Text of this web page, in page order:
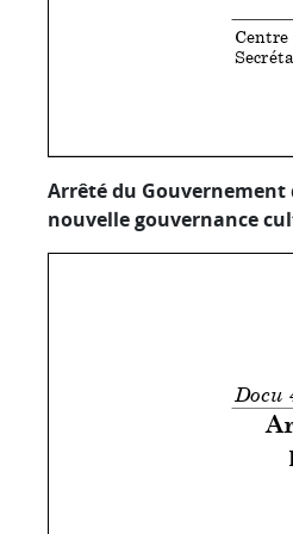
60, §
de
Arrêté du Gouvernement
nouvelle gouvernance
Docu